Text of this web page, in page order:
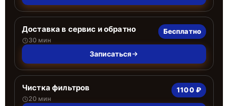
Доставка в сервис и обратно
30 мин
Бесплатно
Записаться
Чистка фильтров
20 мин
1100 ₽